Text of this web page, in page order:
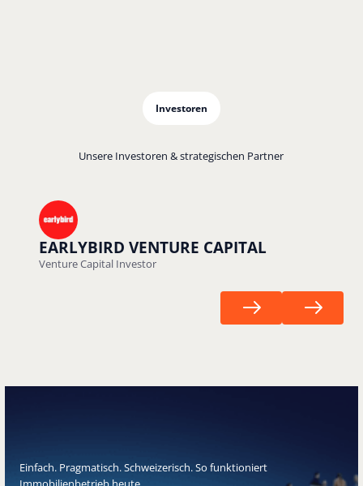
Investoren
Unsere Investoren & strategischen Partner
EARLYBIRD VENTURE CAPITAL
Venture Capital Investor
Einfach. Pragmatisch. Schweizerisch. So funktioniert